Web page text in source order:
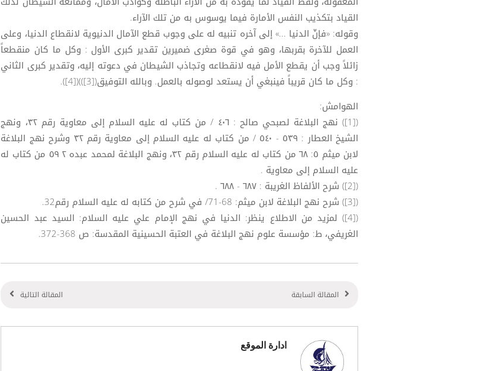
القياد بتكذيب النفس الأمارة فيما يوسوس به من تلك الآراء.
وقوله: «فإنّ الدنيا ...» إلى آخره تنبيه له على وجوب قطع الآمال الدنيوية لانقطاع الدنيا، وعلى
العمل للآخرة بقربها، وهو في قوة صغرى ضميرين تقدير كبرى الأول : وكل ما كان منقطعاً
زائلاً وجب أن يقطع الأمل فيه لانقطاعه وتجاذب الشيطان في دعوته إليه، وتقدير كبرى الثاني
: وكل ما كان قريباً فينبغي أن يستعد لوصوله بالعمل. وبالله التوفيق([3]))([4]).
الهوامش:
([1]) نهج البلاغة لصبحي صالح : ٤٠٦ / من كتاب له عليه السلام إلى معاوية رقم ٣٢، ونهج
الشيخ العطار : ٥٣٩ - ٥٤٠ / من كتاب له عليه السلام إلى معاوية رقم ۳۲ وشرح نهج البلاغة
لابن ميثم ٥: ٦٨ من كتاب له عليه السلام رقم ۳۲، ونهج البلاغة لمحمد عبده ٢ ٥٩ من كتاب له
عليه السلام إلى معاوية .
([2]) شرح الألفاظ الغريبة : ٦٨٧ - ٦٨٨ .
([3]) شرح نهج البلاغة لابن ميثم: 68-71/ في شرح من كتابه له عليه السلام رقم32.
([4]) لمزيد من الاطلاع ينظر: الدنيا في نهج الإمام علي عليه السلام: السيد عبد الحسين
الغريفي، ط: مؤسسة علوم نهج البلاغة في العتبة الحسينية المقدسة: ص 368-372.
المقالة السابقة المقالة التالية
ادارة الموقع